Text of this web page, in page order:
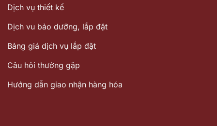
Dịch vụ thiết kế
Dịch vu bảo dưỡng, lắp đặt
Bảng giá dịch vụ lắp đặt
Câu hỏi thường gặp
Hướng dẫn giao nhận hàng hóa